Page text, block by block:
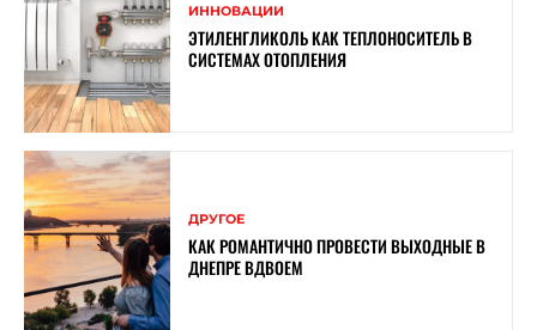
ИННОВАЦИИ
ЭТИЛЕНГЛИКОЛЬ КАК ТЕПЛОНОСИТЕЛЬ В
СИСТЕМАХ ОТОПЛЕНИЯ
ДРУГОЕ
КАК РОМАНТИЧНО ПРОВЕСТИ ВЫХОДНЫЕ В
ДНЕПРЕ ВДВОЕМ